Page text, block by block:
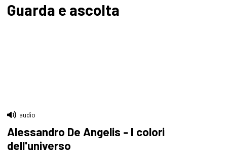
Guarda e ascolta
audio
Alessandro De Angelis - I colori
dell'universo